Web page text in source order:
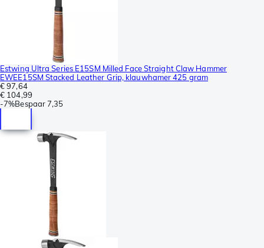
Estwing Ultra Series E15SM Milled Face Straight Claw Hammer
EWEE15SM Stacked Leather Grip, klauwhamer 425 gram
€ 97,64
€ 104,99
-7%Bespaar7,35